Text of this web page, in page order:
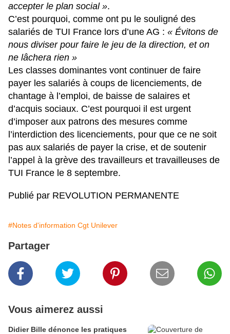
accepter le plan social ».
C’est pourquoi, comme ont pu le souligné des
salariés de TUI France lors d’une AG : « Évitons de
nous diviser pour faire le jeu de la direction, et on
ne lâchera rien »
Les classes dominantes vont continuer de faire
payer les salariés à coups de licenciements, de
chantage à l’emploi, de baisse de salaires et
d’acquis sociaux. C’est pourquoi il est urgent
d’imposer aux patrons des mesures comme
l’interdiction des licenciements, pour que ce ne soit
pas aux salariés de payer la crise, et de soutenir
l’appel à la grève des travailleurs et travailleuses de
TUI France le 8 septembre.
Publié par REVOLUTION PERMANENTE
#Notes d'information Cgt Unilever
Partager
Vous aimerez aussi
Didier Bille dénonce les pratiques